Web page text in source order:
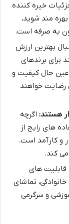
خیره کننده
است و می خواهید از مزایای فناوری QLED بهره مند شوید،
بهترین ارزش
برای برندهای
عین حال کیفیت و
رضایت خواهند
هستند: اگرچه
های رایج از
و کارآمد است.
می کند.
سایز 50 اینچ و قابلیت های
تماشای
و سرگرمی